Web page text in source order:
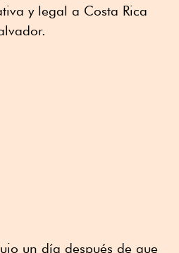
y legal a Costa Rica
un día después de que